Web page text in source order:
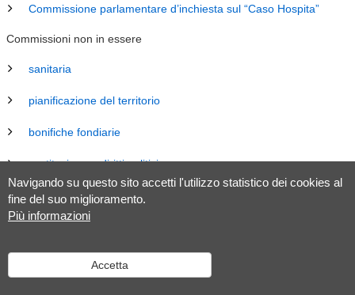
Navigando su questo sito accetti l'utilizzo statistico dei cookies al
fine del suo miglioramento.
Più informazioni
Accetta
Commissione parlamentare d’inchiesta sul “Caso Hospita”
Commissioni non in essere
sanitaria
pianificazione del territorio
bonifiche fondiarie
costituzione e diritti politici
energia